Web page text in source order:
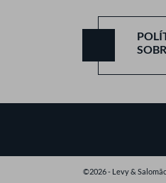
©2026 - Levy &